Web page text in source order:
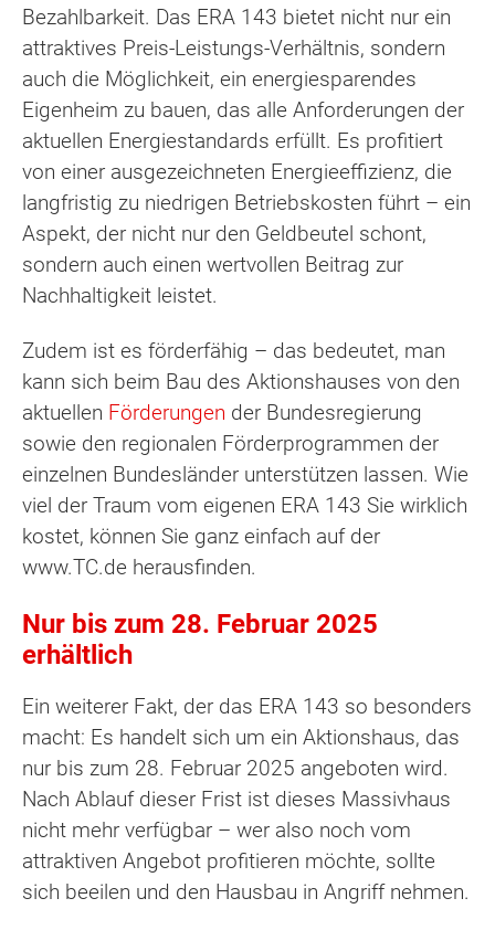
Bezahlbarkeit. Das ERA 143 bietet nicht nur ein
attraktives Preis-Leistungs-Verhältnis, sondern
auch die Möglichkeit, ein energiesparendes
Eigenheim zu bauen, das alle Anforderungen der
aktuellen Energiestandards erfüllt. Es profitiert
von einer ausgezeichneten Energieeffizienz, die
langfristig zu niedrigen Betriebskosten führt – ein
Aspekt, der nicht nur den Geldbeutel schont,
sondern auch einen wertvollen Beitrag zur
Nachhaltigkeit leistet.
Zudem ist es förderfähig – das bedeutet, man
kann sich beim Bau des Aktionshauses von den
aktuellen Förderungen der Bundesregierung
sowie den regionalen Förderprogrammen der
einzelnen Bundesländer unterstützen lassen. Wie
viel der Traum vom eigenen ERA 143 Sie wirklich
kostet, können Sie ganz einfach auf der
www.TC.de herausfinden.
Nur bis zum 28. Februar 2025
erhältlich
Ein weiterer Fakt, der das ERA 143 so besonders
macht: Es handelt sich um ein Aktionshaus, das
nur bis zum 28. Februar 2025 angeboten wird.
Nach Ablauf dieser Frist ist dieses Massivhaus
nicht mehr verfügbar – wer also noch vom
attraktiven Angebot profitieren möchte, sollte
sich beeilen und den Hausbau in Angriff nehmen.